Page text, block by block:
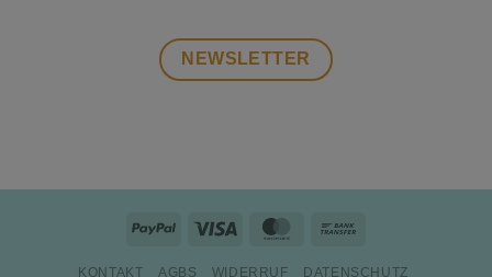
NEWSLETTER
PayPal Visa MasterCard
KONTAKT AGBS WIDERRUF DATENSCHUTZ